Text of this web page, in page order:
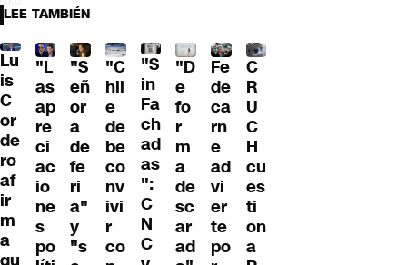
LEE TAMBIÉN
Lu
is
C
or
de
ro
af
ir
m
a
"L
as
ap
re
ci
ac
io
ne
s
po
"S
eñ
or
a
de
fe
ri
a"
y
"s
"C
hil
e
de
be
co
nv
ivi
r
co
"S
in
Fa
ch
ad
as
":
C
N
C
"D
e
fo
r
m
a
de
sc
ar
ad
Fe
de
ca
rn
e
ad
vi
er
te
po
C
R
U
C
H
cu
es
ti
on
a